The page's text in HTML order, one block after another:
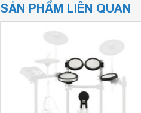
SẢN PHẨM LIÊN QUAN